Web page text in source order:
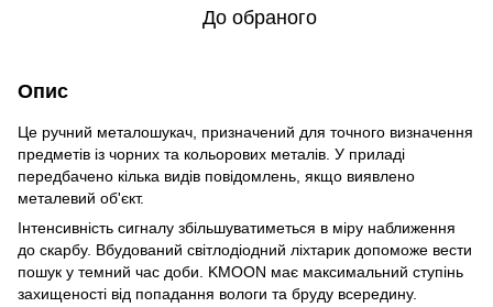
До обраного
Опис
Це ручний металошукач, призначений для точного визначення
предметів із чорних та кольорових металів. У приладі
передбачено кілька видів повідомлень, якщо виявлено
металевий об'єкт.
Інтенсивність сигналу збільшуватиметься в міру наближення
до скарбу. Вбудований світлодіодний ліхтарик допоможе вести
пошук у темний час доби. KMOON має максимальний ступінь
захищеності від попадання вологи та бруду всередину.